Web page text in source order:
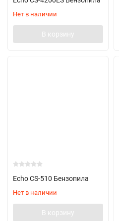
Нет в наличии
В корзину
Echo CS-510 Бензопила
Нет в наличии
В корзину